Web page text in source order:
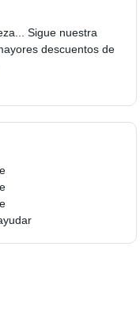
Sigue nuestra
descuentos de